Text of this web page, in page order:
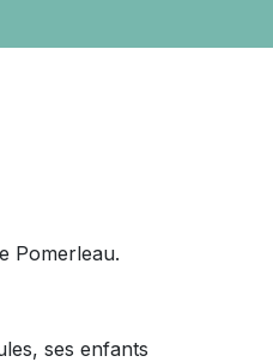
Pomerleau.
ses enfants